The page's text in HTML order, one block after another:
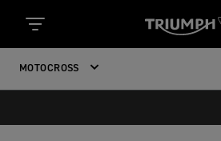
MOTOCROSS